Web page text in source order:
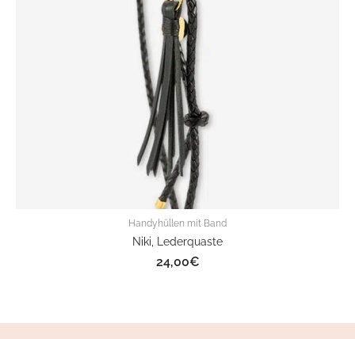
Handyhüllen mit Band
Niki, Lederquaste
24,00€